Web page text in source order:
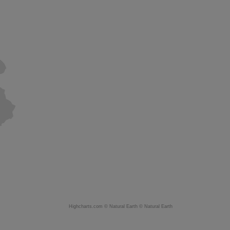
Highcharts.com © Natural Earth © Natural Earth